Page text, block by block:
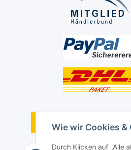
Wie wir Cookies &
Durch Klicken auf „Alle
Vertrag